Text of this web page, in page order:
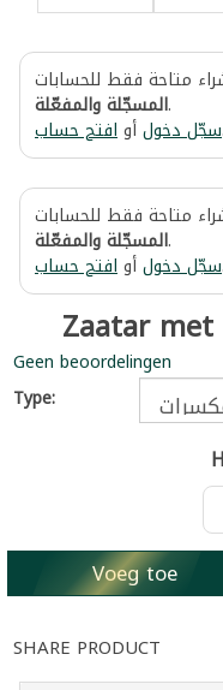
متاحة فقط للحسابات
المسجّلة والمفعّلة.
سجّل دخولأوافتح حساب .
متاحة فقط للحسابات
المسجّلة والمفعّلة.
سجّل دخولأوافتح حساب .
Zaatar
Geen beoordelingen
Type:
Voeg toe
SHARE PRODUCT